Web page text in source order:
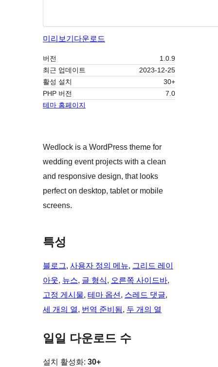
미리보기 다운로드
버전
1.0.9
최근 업데이트
2023-12-25
활성 설치
30+
PHP 버전
7.0
테마 홈페이지
Wedlock is a WordPress theme for
wedding event projects with a clean
and responsive design, that looks
perfect on desktop, tablet or mobile
screens.
특성
블로그, 사용자 정의 메뉴, 그리드 레이
아웃, 뉴스, 글 형식, 오른쪽 사이드바
고정 게시물, 테마 옵션 , 스레드 댓글
세 개의 열, 번역 준비됨, 두 개의 열
일일 다운로드 수
설치 활성화: 30+